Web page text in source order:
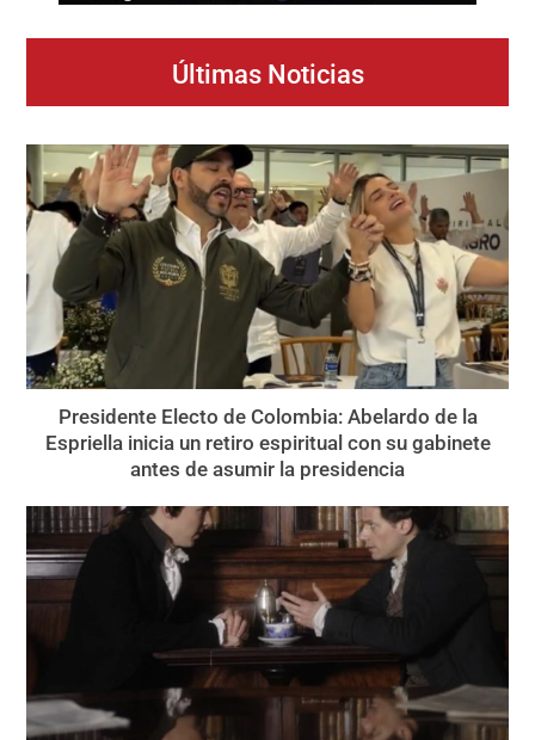
Últimas Noticias
Presidente Electo de Colombia: Abelardo de la
Espriella inicia un retiro espiritual con su gabinete
antes de asumir la presidencia